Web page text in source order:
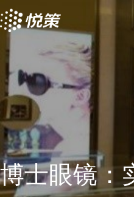
博士眼镜：